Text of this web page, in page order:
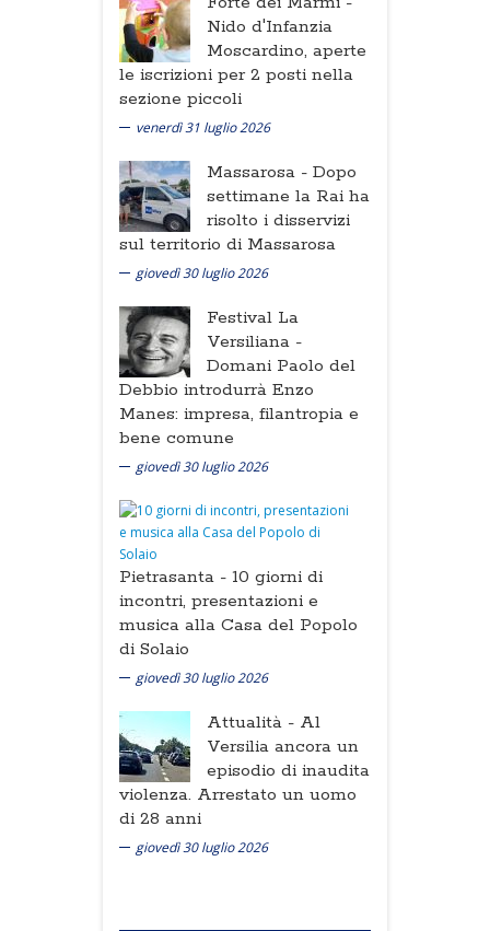
Nido d'Infanzia
Moscardino, aperte
le iscrizioni per 2 posti nella
sezione piccoli
venerdì 31 luglio 2026
Massarosa - Dopo
settimane la Rai ha
risolto i disservizi
sul territorio di Massarosa
giovedì 30 luglio 2026
Festival La
Versiliana -
Domani Paolo del
Debbio introdurrà Enzo
Manes: impresa, filantropia e
bene comune
giovedì 30 luglio 2026
Pietrasanta - 10 giorni di
incontri, presentazioni e
musica alla Casa del Popolo
di Solaio
giovedì 30 luglio 2026
Attualità - Al
Versilia ancora un
episodio di inaudita
violenza. Arrestato un uomo
di 28 anni
giovedì 30 luglio 2026